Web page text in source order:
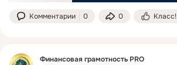
Комментарии 0 0 Класс!
Финансовая грамотность PRO